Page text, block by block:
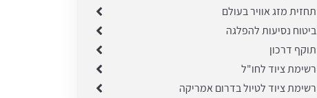
תחזית מזג אוויר בעולם
ביטוח נסיעות להפלגה
תוקף דרכון
רשימת ציוד לחו"ל
רשימת ציוד לטיול בדרום אמריקה